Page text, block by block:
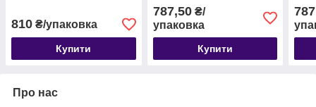
810 ₴/упаковка
Купити
787,50₴/
упаковка
Купити
Про нас